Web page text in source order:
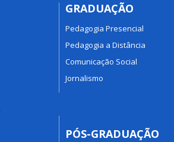
GRADUAÇÃO
Pedagogia Presencial
Pedagogia a Distância
Comunicação Social
Jornalismo
PÓS-GRADUAÇÃO